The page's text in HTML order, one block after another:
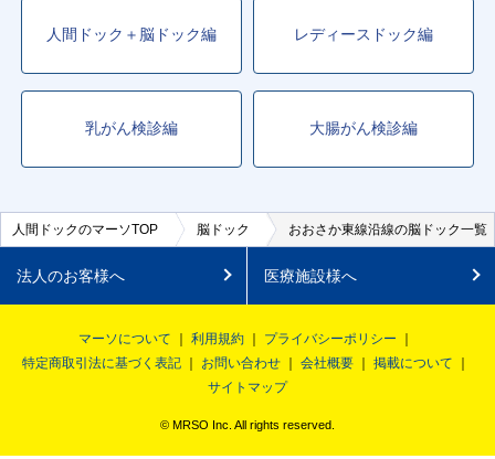
人間ドック＋脳ドック編 レディースドック編
乳がん検診編 大腸がん検診編
人間ドックのマーソTOP 脳ドック おおさか東線沿線の脳ドック一覧
法人のお客様へ 医療施設様へ
マーソについて 利用規約
プライバシーポリシー
特定商取引法に基づく表記
お問い合わせ 会社概要
掲載について
サイトマップ
© MRSO Inc. All rights reserved.